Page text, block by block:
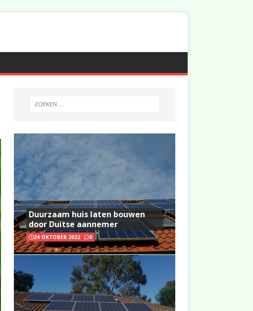
Duurzaam huis laten bouwen
door Duitse aannemer
24 OKTOBER 2022 0